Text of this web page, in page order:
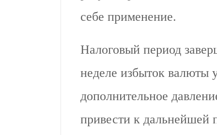
себе применение.
Налоговый период
неделе избыток валюты
дополнительное
привести к дальнейшей